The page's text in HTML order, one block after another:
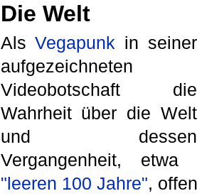
Die Welt
AlsVegapunk in seiner
aufgezeichneten
Videobotschaft die
Wahrheit über die Welt
und dessen
Vergangenheit, etwa
"leeren 100 Jahre",